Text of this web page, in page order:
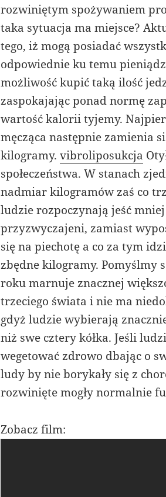
rozwiniętym spożywaniem
taka sytuacja ma miejsce?
tego, iż mogą posiadać
odpowiednie ku temu
możliwość kupić taką ilość
zaspokajając ponad normę
wartość kalorii tyjemy.
męcząca następnie zamienia
kilogramy.vibroliposukcja
społeczeństwa. W stanach
nadmiar kilogramów zaś co
ludzie rozpoczynają jeść
przyzwyczajeni, zamiast
się na piechotę a co za tym
zbędne kilogramy. Pomyślmy
roku marnuje znacznej
trzeciego świata i nie ma
gdyż ludzie wybierają
niż swe cztery kółka. Jeśli
wegetować zdrowo dbając o
ludy by nie borykały się z
rozwinięte mogły normalnie
Zobacz film: